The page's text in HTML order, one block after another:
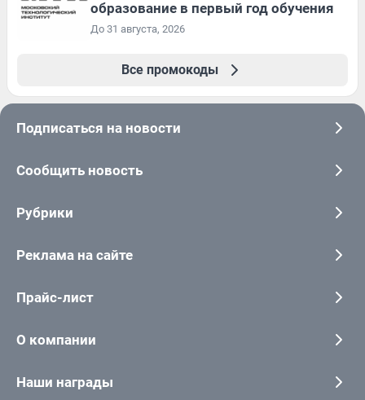
образование в первый год обучения
До 31 августа, 2026
Все промокоды
Подписаться на новости
Сообщить новость
Рубрики
Реклама на сайте
Прайс-лист
О компании
Наши награды